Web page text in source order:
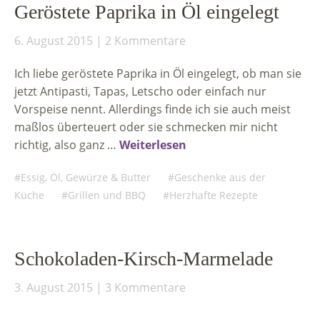
Geröstete Paprika in Öl eingelegt
6. August 2015 2 Kommentare
Ich liebe geröstete Paprika in Öl eingelegt, ob man sie
jetzt Antipasti, Tapas, Letscho oder einfach nur
Vorspeise nennt. Allerdings finde ich sie auch meist
maßlos überteuert oder sie schmecken mir nicht
richtig, also ganz … Weiterlesen
Essig, Öl, Gewürze & Butter
Geschenke aus der
Küche
Grillen und BBQ Herzhafte Rezepte
Schokoladen-Kirsch-Marmelade
3. August 2015 3 Kommentare